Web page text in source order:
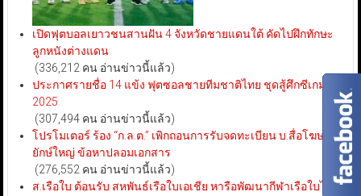
เปิดฟุตบอลเยาวชนสานฝัน 4 จังหวัดชายแดนใต้ คัดไปฝึกทักษะ
ลูกหนังต่างแดน
(336,212 คน อ่านข่าวนี้แล้ว)
ประกาศรายชื่อ 14 แข้ง ฟุตซอลชายทีมชาติไทย ชุดสู้ศึกซีเกมส์
2025
(307,494 คน อ่านข่าวนี้แล้ว)
โปรโมเตอร์ ร้อง “ก.ล.ต.” เพิกถอนการรับจดทะเบียน บ.สื่อโฆษณา
ยักษ์ใหญ่ ข้อหาปลอมเอกสาร
(276,552 คน อ่านข่าวนี้แล้ว)
ส.เรือใบ ต้อนรับ สหพันธ์เรือใบเอเชีย หารือพัฒนากีฬาเรือใบไทย-